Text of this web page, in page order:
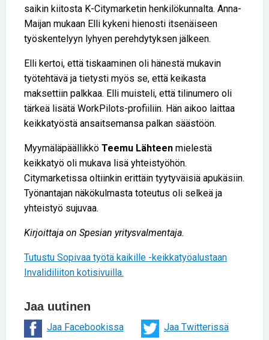
saikin kiitosta K-Citymarketin henkilökunnalta. Anna-
Maijan mukaan Elli kykeni hienosti itsenäiseen
työskentelyyn lyhyen perehdytyksen jälkeen.
Elli kertoi, että tiskaaminen oli hänestä mukavin
työtehtävä ja tietysti myös se, että keikasta
maksettiin palkkaa. Elli muisteli, että tilinumero oli
tärkeä lisätä WorkPilots-profiiliin. Hän aikoo laittaa
keikkatyöstä ansaitsemansa palkan säästöön.
Myymäläpäällikkö Teemu Lähteen mielestä
keikkatyö oli mukava lisä yhteistyöhön.
Citymarketissa oltiinkin erittäin tyytyväisiä apukäsiin.
Työnantajan näkökulmasta toteutus oli selkeä ja
yhteistyö sujuvaa.
Kirjoittaja on Spesian yritysvalmentaja.
Tutustu Sopivaa työtä kaikille -keikkatyöalustaan
Invalidiliiton kotisivuilla.
Jaa uutinen
Jaa Facebookissa
Jaa Twitterissä